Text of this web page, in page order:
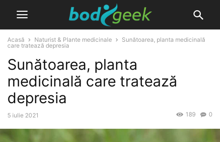
Acasă Naturist & Plante medicinale
Sunătoarea, planta medicinală
care tratează depresia
Sunătoarea, planta
medicinală care tratează
depresia
5 iulie 2021 0
189